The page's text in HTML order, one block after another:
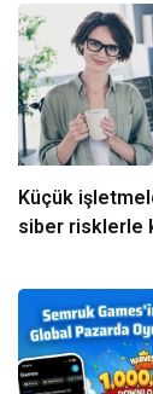
Küçük işletmeler
siber risklerle